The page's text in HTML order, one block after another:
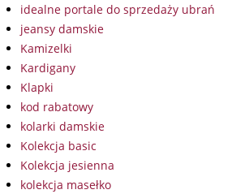
idealne portale do sprzedaży ubrań
jeansy damskie
Kamizelki
Kardigany
Klapki
kod rabatowy
kolarki damskie
Kolekcja basic
Kolekcja jesienna
kolekcja masełko